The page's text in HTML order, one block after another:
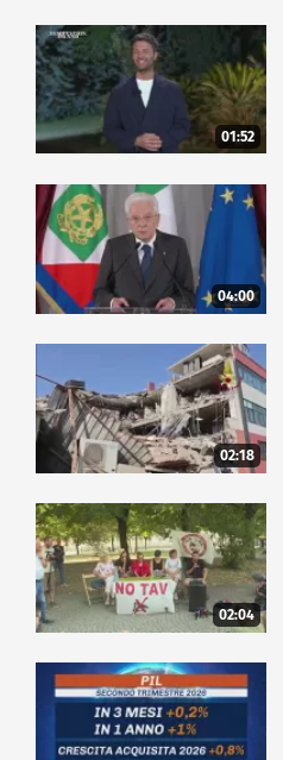
01:52
04:00
02:18
02:04